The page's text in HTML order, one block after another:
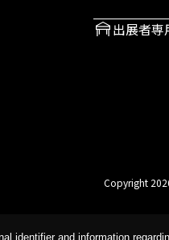
出展者専
Copyright